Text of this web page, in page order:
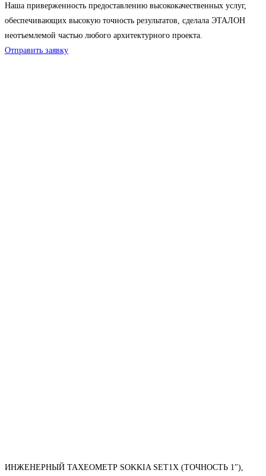
Наша приверженность предоставлению высококачественных услуг,
обеспечивающих высокую точность результатов, сделала ЭТАЛОН
неотъемлемой частью любого архитектурного проекта.
Отправить заявку
ИНЖЕНЕРНЫЙ ТАХЕОМЕТР SOKKIA SET1X (ТОЧНОСТЬ 1"),